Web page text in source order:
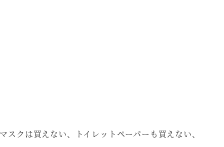
クは買えない、トイレットペーパーも買えない、